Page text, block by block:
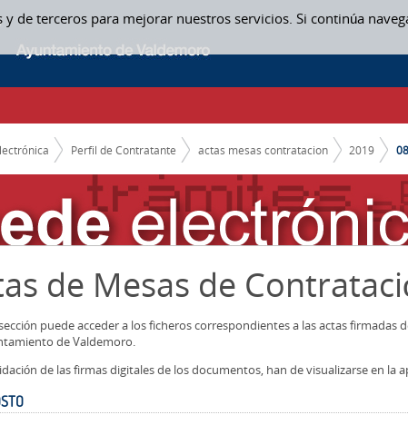
de terceros para mejorar nuestros servicios. Si continúa
- ACTAS MESAS CONTRATACION
DE MIGAS Perfil de Contratante actas mesas contratacion 2019
de Mesas de
puede acceder a los ficheros correspondientes a las actas firmadas
de Valdemoro.
de las firmas digitales de los documentos, han de visualizarse en la